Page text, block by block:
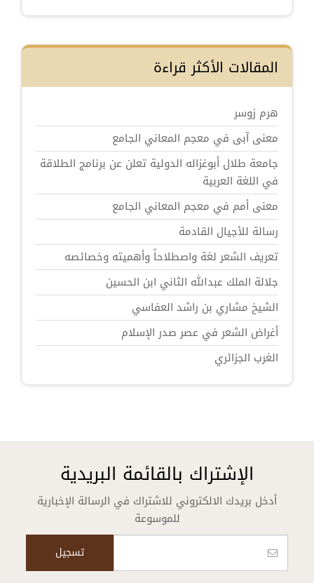
المقالات الأكثر قراءة
هرم زوسر
معنى آبى في معجم المعاني الجامع
جامعة طلال أبوغزاله الدولية تعلن عن برنامج الطلاقة
في اللغة العربية
معنى أمم في معجم المعاني الجامع
رسالة للأجيال القادمة
تعريف الشعر لغة واصطلاحاً وأهميته وخصائصه
جلالة الملك عبدالله الثاني ابن الحسين
الشيخ مشاري بن راشد العفاسي
أغراض الشعر في عصر صدر الإسلام
الغرب الجزائري
الإشتراك بالقائمة البريدية
أدخل بريدك الالكتروني للاشتراك في الرسالة الإخبارية
للموسوعة